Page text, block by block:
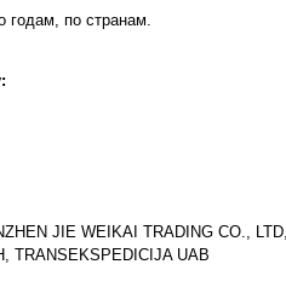
годам, по странам.
JIE WEIKAI TRADING CO.,
TRANSEKSPEDICIJA UAB